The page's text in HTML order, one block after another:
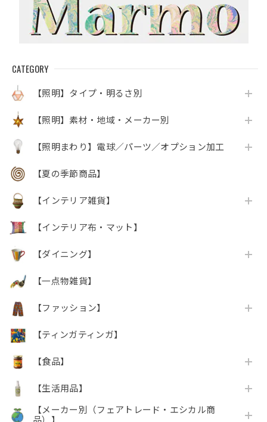
CATEGORY
【照明】タイプ・明るさ別
【照明】素材・地域・メーカー別
【照明まわり】電球／パーツ／オプション加工
【夏の季節商品】
【インテリア雑貨】
【インテリア布・マット】
【ダイニング】
【一点物雑貨】
【ファッション】
【ティンガティンガ】
【食品】
【生活用品】
【メーカー別（フェアトレード・エシカル商